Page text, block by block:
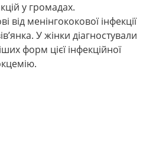
у громадах.
від менінгококової інфекції
У жінки діагностували
форм цієї інфекційної